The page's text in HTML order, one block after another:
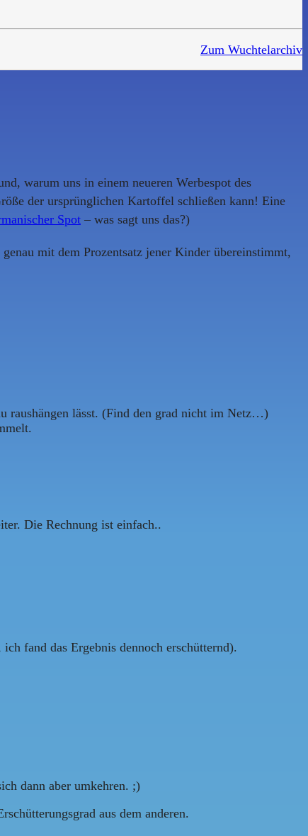
Zum Wuchtelarchiv
warum uns in einem neueren Werbespot des
der ursprünglichen Kartoffel schließen kann! Eine
Spot – was sagt uns das?)
mit dem Prozentsatz jener Kinder übereinstimmt,
raushängen lässt. (Find den grad nicht im Netz…)
Die Rechnung ist einfach..
fand das Ergebnis dennoch erschütternd).
dann aber umkehren. ;)
aus dem anderen.